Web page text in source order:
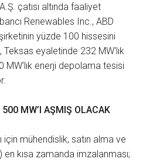
çatısı altında faaliyet
Renewables Inc., ABD
yüzde 100 hissesini
Teksas eyaletinde 232 MW'lık
MW’lık enerji depolama tesisi
MW’I AŞMIŞ OLACAK
için mühendislik, satın alma ve
kısa zamanda imzalanması;